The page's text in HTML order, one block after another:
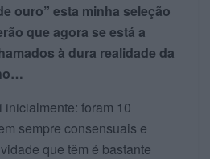
ouro” esta minha seleção
que agora se está a
à dura realidade da
foram 10
sempre consensuais e
que têm é bastante